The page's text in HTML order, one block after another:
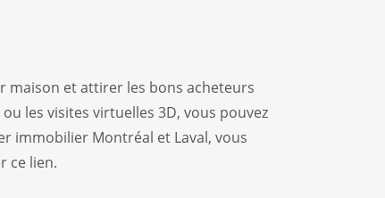
maison et attirer les bons acheteurs
les visites virtuelles 3D, vous pouvez
immobilier Montréal et Laval, vous
ce lien.